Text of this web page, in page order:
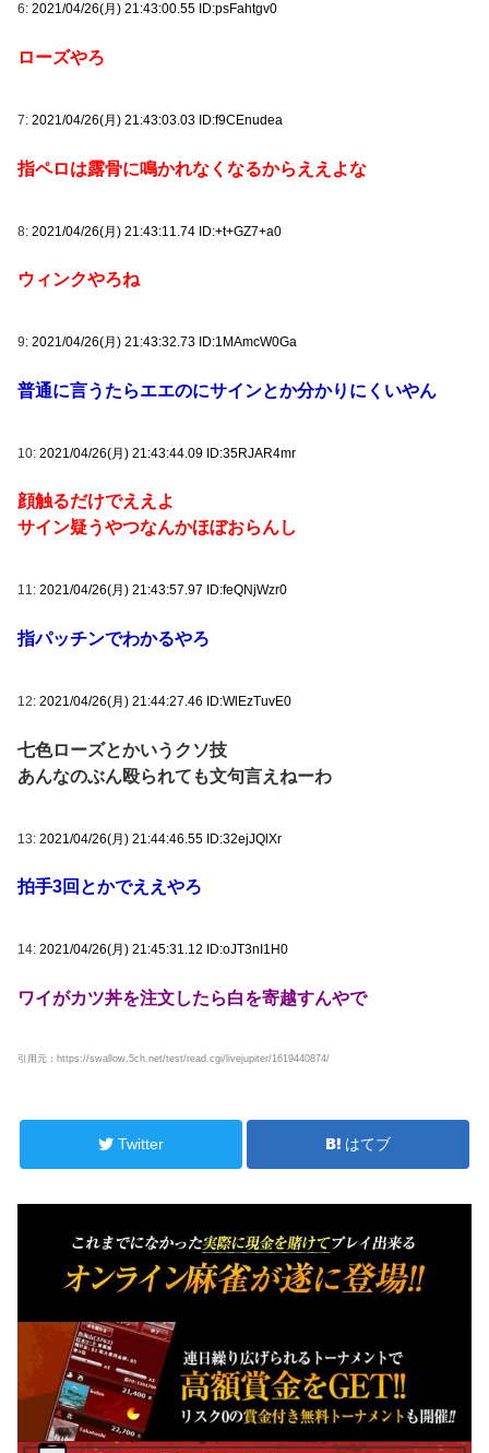
6: 2021/04/26(月) 21:43:00.55 ID:psFahtgv0
ローズやろ
7: 2021/04/26(月) 21:43:03.03 ID:f9CEnudea
指ペロは露骨に鳴かれなくなるからええよな
8: 2021/04/26(月) 21:43:11.74 ID:+t+GZ7+a0
ウィンクやろね
9: 2021/04/26(月) 21:43:32.73 ID:1MAmcW0Ga
普通に言うたらエエのにサインとか分かりにくいやん
10: 2021/04/26(月) 21:43:44.09 ID:35RJAR4mr
顔触るだけでええよ
サイン疑うやつなんかほぼおらんし
11: 2021/04/26(月) 21:43:57.97 ID:feQNjWzr0
指パッチンでわかるやろ
12: 2021/04/26(月) 21:44:27.46 ID:WlEzTuvE0
七色ローズとかいうクソ技
あんなのぶん殴られても文句言えねーわ
13: 2021/04/26(月) 21:44:46.55 ID:32ejJQlXr
拍手3回とかでええやろ
14: 2021/04/26(月) 21:45:31.12 ID:oJT3nI1H0
ワイがカツ丼を注文したら白を寄越すんやで
引用元：https://swallow.5ch.net/test/read.cgi/livejupiter/1619440874/
Twitter はてブ